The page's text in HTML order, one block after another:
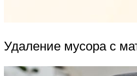
Удаление мусора с